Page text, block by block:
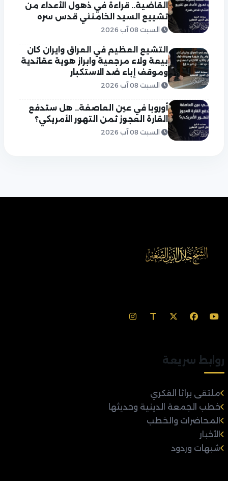
القاضية.. قراءة في ذهول الأعداء من
تشييع السيد الخامنئي قدس سره
السبت 08 آب 2026
التشيع العظيم في العراق وايران كان
بيعة ولاء مرجعية وابراز هوية عقائدية
وموقف إباء ضد الاستكبار
السبت 08 آب 2026
أوروبا في عين العاصفة.. هل ستدفع
القارة العجوز ثمن التهور الأمريكي؟
السبت 08 آب 2026
روابط سريعة
ملتقى براثا الفكري
خطب الجمعة الدينية وحديثها
المحاضرات والخطب
الأخبار
شبهات وردود